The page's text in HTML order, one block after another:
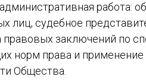
работа:
лиц, судебное
правовых заключений по
норм права и применение
Общества.